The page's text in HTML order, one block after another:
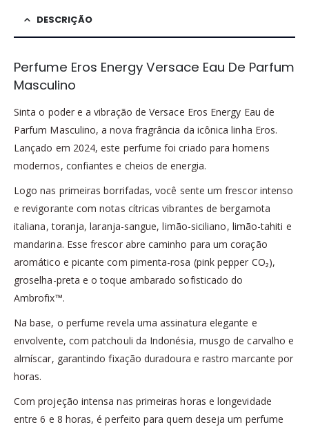
DESCRIÇÃO
Perfume Eros Energy Versace Eau De Parfum
Masculino
Sinta o poder e a vibração de Versace Eros Energy Eau de
Parfum Masculino, a nova fragrância da icônica linha Eros.
Lançado em 2024, este perfume foi criado para homens
modernos, confiantes e cheios de energia.
Logo nas primeiras borrifadas, você sente um frescor intenso
e revigorante com notas cítricas vibrantes de bergamota
italiana, toranja, laranja-sangue, limão-siciliano, limão-tahiti e
mandarina. Esse frescor abre caminho para um coração
aromático e picante com pimenta-rosa (pink pepper CO₂),
groselha-preta e o toque ambarado sofisticado do
Ambrofix™.
Na base, o perfume revela uma assinatura elegante e
envolvente, com patchouli da Indonésia, musgo de carvalho e
almíscar, garantindo fixação duradoura e rastro marcante por
horas.
Com projeção intensa nas primeiras horas e longevidade
entre 6 e 8 horas, é perfeito para quem deseja um perfume